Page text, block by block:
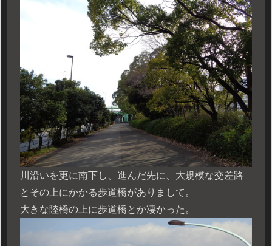
川沿いを更に南下し、進んだ先に、大規模な交差路
とその上にかかる歩道橋がありまして。
大きな陸橋の上に歩道橋とか凄かった。